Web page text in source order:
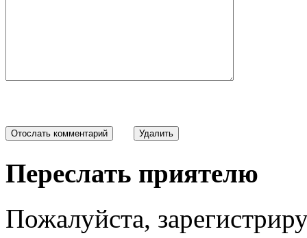
Переслать приятелю
Пожалуйста,